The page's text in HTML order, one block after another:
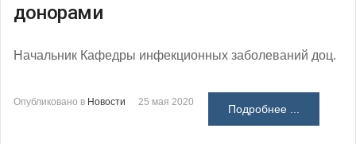
донорами
Начальник Кафедры инфекционных заболеваний доц.
Опубликовано в Новости 25 мая 2020
Подробнее ...